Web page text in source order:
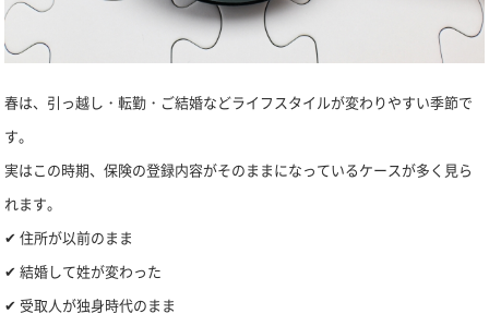
春は、引っ越し・転勤・ご結婚などライフスタイルが変わりやすい季節で
す。
実はこの時期、保険の登録内容がそのままになっているケースが多く見ら
れます。
✔ 住所が以前のまま
✔ 結婚して姓が変わった
✔ 受取人が独身時代のまま